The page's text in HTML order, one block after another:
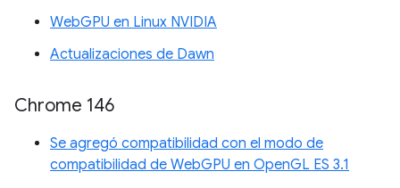
WebGPU en Linux NVIDIA
Actualizaciones de Dawn
Chrome 146
Se agregó compatibilidad con el modo de
compatibilidad de WebGPU en OpenGL ES 3.1